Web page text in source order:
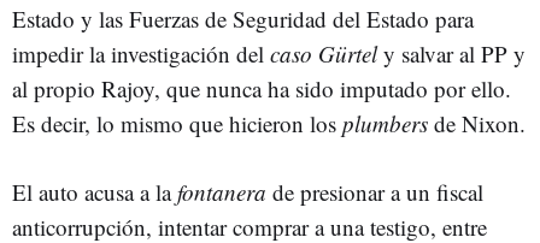
Estado y las Fuerzas de Seguridad del Estado para
impedir la investigación del caso Gürtely salvar al PP y
al propio Rajoy, que nunca ha sido imputado por ello.
Es decir, lo mismo que hicieron los plumbers de Nixon.
El auto acusa a lafontanera de presionar a un fiscal
anticorrupción, intentar comprar a una testigo, entre